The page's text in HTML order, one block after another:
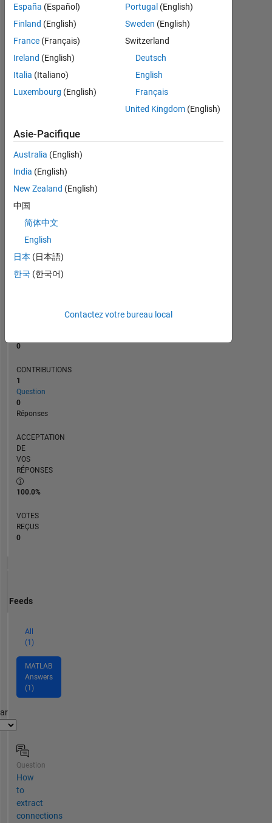
Tableau de bord
MATLAB Answers
CONTRIBUTIONS L
0
1
RANG
219
0
CONTRIBUTIONS
1
Question
0
Réponses
ACCEPTATION
DE
VOS
RÉPONSES
100.0%
VOTES
REÇUS
0
Feeds
All
(1)
MATLAB
Answers
(1)
Question
How
to
extract
connections
España (Español)
Finland (English)
France (Français)
Ireland (English)
Italia (Italiano)
Luxembourg (English)
Portugal (English)
Sweden (English)
Switzerland
Deutsch
English
Français
United Kingdom(English)
Asie-Pacifique
Australia (English)
India (English)
New Zealand (English)
中国
简体中文
English
日本 (日本語)
한국 (한국어)
Contactez votre bureau local